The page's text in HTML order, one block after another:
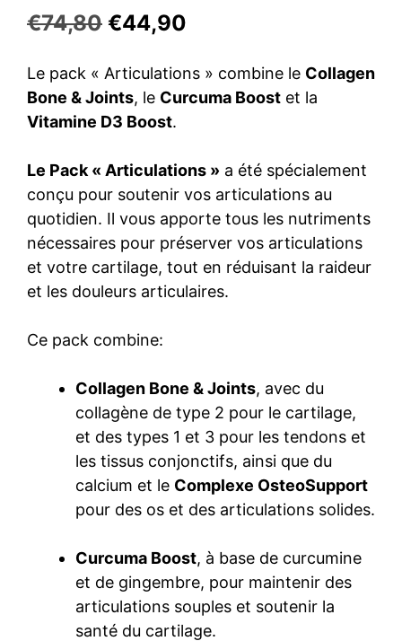
€74,80 Le
initial
était :
€44,90
actuel
Le pack « Articulations » combine le Collagen
Bone & Joints, le Curcuma Boost et la
Vitamine D3 Boost.
Le Pack « Articulations » a été spécialement
conçu pour soutenir vos articulations au
quotidien. Il vous apporte tous les nutriments
nécessaires pour préserver vos articulations
et votre cartilage, tout en réduisant la raideur
et les douleurs articulaires.
Ce pack combine:
Collagen Bone & Joints, avec du
collagène de type 2 pour le cartilage,
et des types 1 et 3 pour les tendons et
les tissus conjonctifs, ainsi que du
calcium et le Complexe OsteoSupport
pour des os et des articulations solides.
Curcuma Boost, à base de curcumine
et de gingembre, pour maintenir des
articulations souples et soutenir la
santé du cartilage.